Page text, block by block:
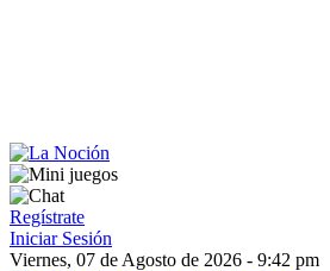
Regístrate
Iniciar Sesión
Viernes, 07 de Agosto de 2026 - 9:42 pm